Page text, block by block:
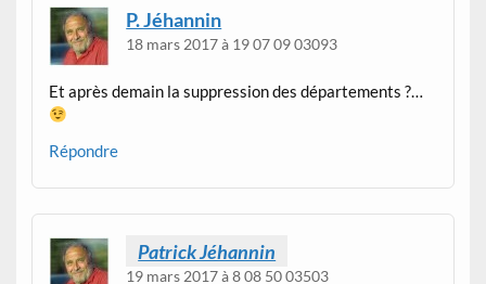
P. Jéhannin
18 mars 2017 à 19 07 09 03093
Et après demain la suppression des départements ?…
Répondre
Patrick Jéhannin
19 mars 2017 à 8 08 50 03503